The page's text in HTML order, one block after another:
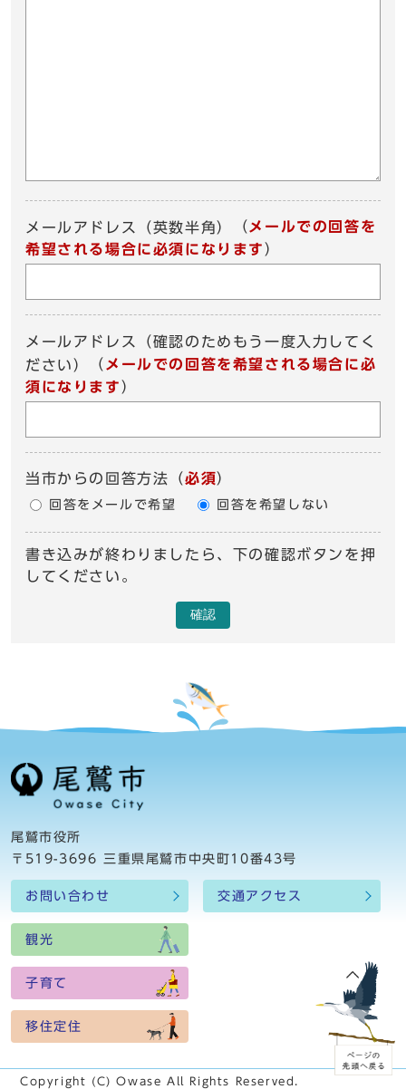
メールアドレス（英数半角） （ メールでの回答を
希望される場合に必須になります ）
メールアドレス（確認のためもう一度入力してく
ださい）
（ メールでの回答を希望される場合に必
須になります ）
当市からの回答方法 （必須）
回答をメールで希望 回答を希望しない
書き込みが終わりましたら、下の確認ボタンを押
してください。
確認
尾鷲市役所
〒519-3696 三重県尾鷲市中央町10番43号
お問い合わせ 交通アクセス
観光
子育て
移住定住
Copyright (C) Owase All Rights Reserved.